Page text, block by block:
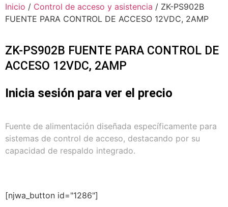
Inicio / Control de acceso y asistencia / ZK-PS902B
FUENTE PARA CONTROL DE ACCESO 12VDC, 2AMP
ZK-PS902B FUENTE PARA CONTROL DE
ACCESO 12VDC, 2AMP
Inicia sesión para ver el precio
Fuente de alimentación diseñada específicamente para
sistemas de control de acceso, destacando por su
capacidad de respaldo integrado.
[njwa_button id="1286"]